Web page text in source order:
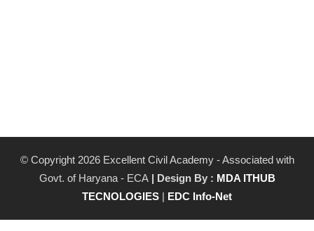
© Copyright 2026 Excellent Civil Academy - Associated with
Govt. of Haryana - ECA| Design By : MDA ITHUB
TECNOLOGIES | EDC Info-Net